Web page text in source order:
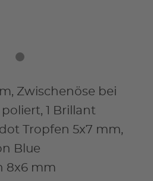
Zwischenöse bei
1 Brillant
Tropfen 5x7 mm,
Blue
8x6 mm